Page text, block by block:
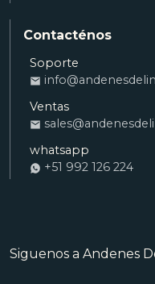
Contacténos
Soporte
Ventas
whatsapp
+51 992 126 224
Siguenos a Andenes
Ana
una
Alvaro
Saul